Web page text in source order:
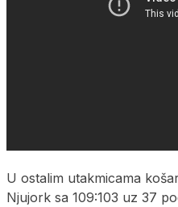
U ostalim utakmicama
Njujork sa 109:103 uz 37